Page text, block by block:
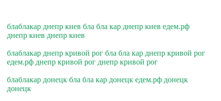
блаблакар днепр киев бла бла кар днепр киев едем.рф
днепр киев днепр киев
блаблакар днепр кривой рог бла бла кар днепр кривой рог
едем.рф днепр кривой рог днепр кривой рог
блаблакар донецк бла бла кар донецк едем.рф донецк
донецк